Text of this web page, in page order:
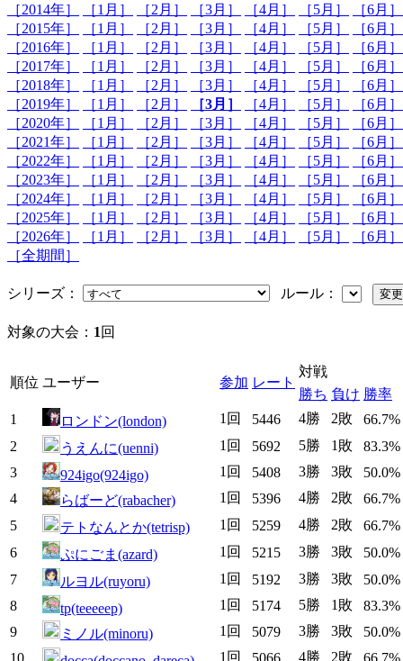
［2014年］
［1月］ ［2月］ ［3月］ ［4月］ ［5月］
［6月］
［2015年］
［1月］ ［2月］ ［3月］ ［4月］ ［5月］
［6月］
［2016年］
［1月］ ［2月］ ［3月］ ［4月］ ［5月］
［6月］
［2017年］
［1月］ ［2月］ ［3月］ ［4月］ ［5月］
［6月］
［2018年］
［1月］ ［2月］ ［3月］ ［4月］ ［5月］
［6月］
［2019年］
［1月］ ［2月］ ［3月］ ［4月］ ［5月］
［6月］
［2020年］
［1月］ ［2月］ ［3月］ ［4月］ ［5月］
［6月］
［2021年］
［1月］ ［2月］ ［3月］ ［4月］ ［5月］
［6月］
［2022年］
［1月］ ［2月］ ［3月］ ［4月］ ［5月］
［6月］
［2023年］
［1月］ ［2月］ ［3月］ ［4月］ ［5月］
［6月］
［2024年］
［1月］ ［2月］ ［3月］ ［4月］ ［5月］
［6月］
［2025年］
［1月］ ［2月］ ［3月］ ［4月］ ［5月］
［6月］
［2026年］
［1月］ ［2月］ ［3月］ ［4月］ ［5月］
［6月］
［全期間］
シリーズ： ルール：
対象の大会： 1 回
順位 ユーザー 参加 レート
対戦
勝ち 負け 勝率
1
ロンドン(london) 1回 5446 4勝 2敗
66.7%
2
うえんに(uenni) 1回 5692 5勝 1敗
83.3%
3
924igo(924igo) 1回 5408 3勝 3敗
50.0%
4
らばーど(rabacher) 1回 5396 4勝 2敗
66.7%
5
テトなんとか(tetrisp) 1回 5259 4勝 2敗
66.7%
6
ぷにごま(azard) 1回 5215 3勝 3敗
50.0%
7
ルヨル(ruyoru) 1回 5192 3勝 3敗
50.0%
8
tp(teeeeep) 1回 5174 5勝 1敗
83.3%
9
ミノル(minoru) 1回 5079 3勝 3敗
50.0%
10
1回 5066 4勝 2敗
66.7%